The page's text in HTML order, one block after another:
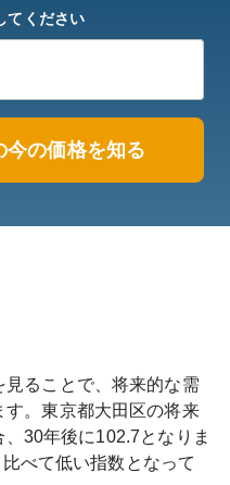
てください
今の価格を知る
見ることで、将来的な需
す。東京都大田区の将来
30年後に102.7となりま
比べて低い指数となって